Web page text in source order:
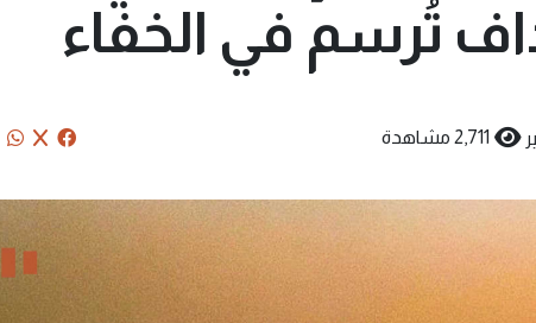
تُرسم في الخفاء
2,711 مشاهدة